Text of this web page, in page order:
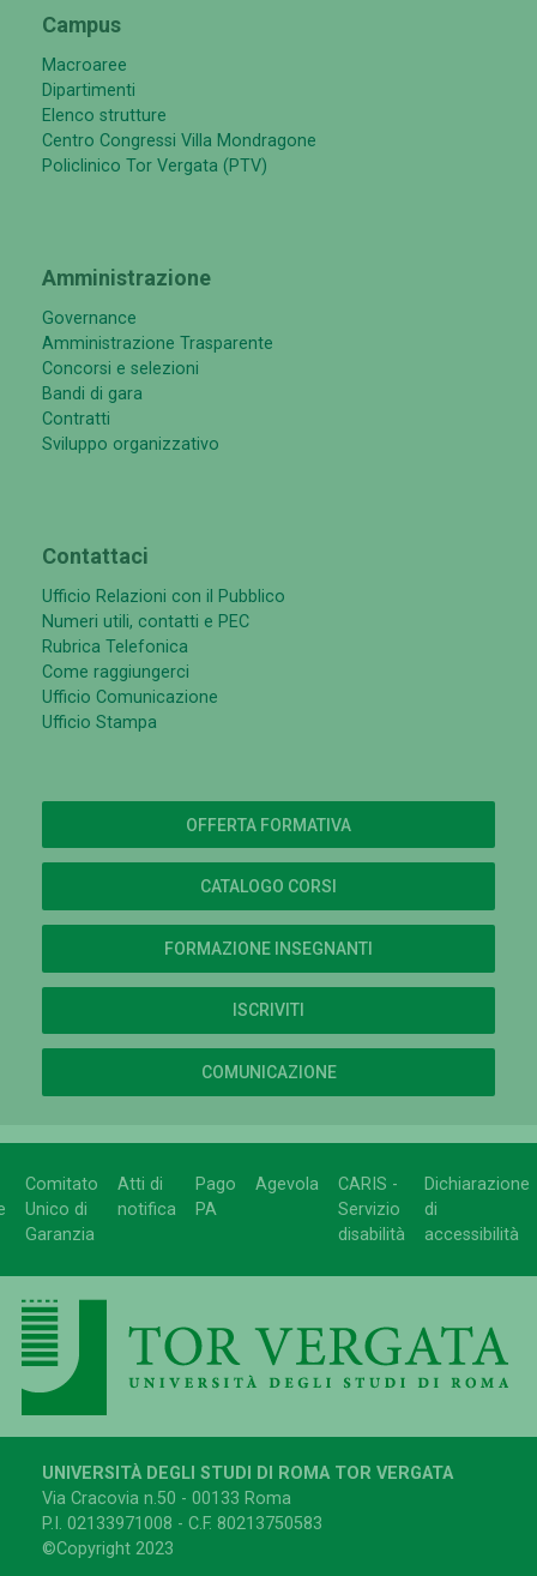
Campus
Macroaree
Dipartimenti
Elenco strutture
Centro Congressi Villa Mondragone
Policlinico Tor Vergata (PTV)
Amministrazione
Governance
Amministrazione Trasparente
Concorsi e selezioni
Bandi di gara
Contratti
Sviluppo organizzativo
Contattaci
Ufficio Relazioni con il Pubblico
Numeri utili, contatti e PEC
Rubrica Telefonica
Come raggiungerci
Ufficio Comunicazione
Ufficio Stampa
OFFERTA FORMATIVA
CATALOGO CORSI
FORMAZIONE INSEGNANTI
ISCRIVITI
COMUNICAZIONE
Comitato
Unico di
Garanzia
Atti di
notifica
Pago
PA
Agevola
CARIS -
Servizio
disabilità
Dichiarazione
di
accessibilità
UNIVERSITÀ DEGLI STUDI DI ROMA TOR VERGATA
Via Cracovia n.50 - 00133 Roma
P.I. 02133971008 - C.F. 80213750583
©Copyright 2023